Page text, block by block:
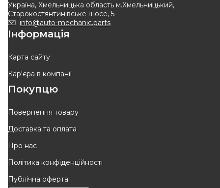
Україна, Хмельницька область м.Хмельницький,
Старокостянтинівське шосе, 5
info@auto-mechanic.parts
Інформація
Карта сайту
Кар'єра в компанії
Покупцю
Повернення товару
Доставка та оплата
Про нас
Політика конфіденційності
Публічна оферта